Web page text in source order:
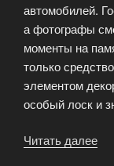
автомобилей.
а фотографы
моменты на
только
элементом
особый лоск и
Читать далее